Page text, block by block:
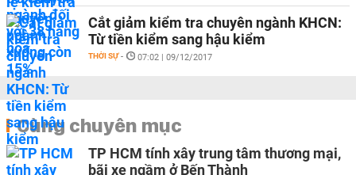
Cắt giảm kiểm tra chuyên ngành KHCN:
Từ tiền kiểm sang hậu kiểm
THỜI SỰ - 07:02 | 09/12/2017
Cùng chuyên mục
TP HCM tính xây trung tâm thương mại,
bãi xe ngầm ở Bến Thành